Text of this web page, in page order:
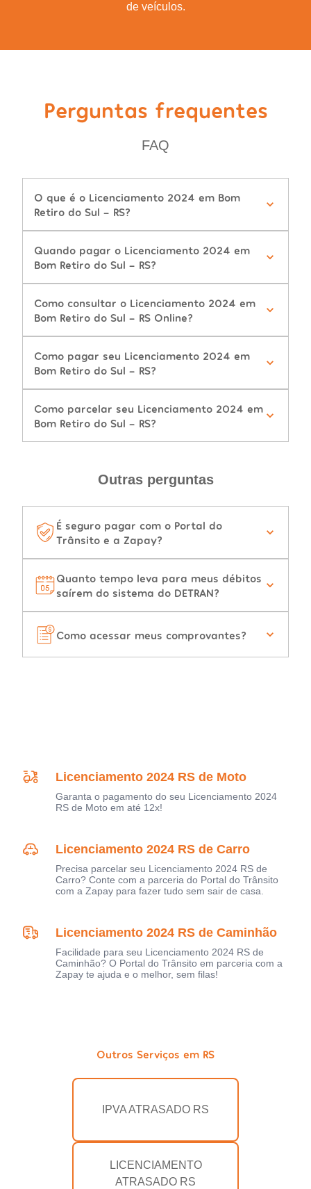
de veículos.
Perguntas frequentes
FAQ
O que é o Licenciamento 2024 em Bom
Retiro do Sul - RS?
Quando pagar o Licenciamento 2024 em
Bom Retiro do Sul - RS?
Como consultar o Licenciamento 2024 em
Bom Retiro do Sul - RS Online?
Como pagar seu Licenciamento 2024 em
Bom Retiro do Sul - RS?
Como parcelar seu Licenciamento 2024 em
Bom Retiro do Sul - RS?
Outras perguntas
É seguro pagar com o Portal do
Trânsito e a Zapay?
Quanto tempo leva para meus débitos
saírem do sistema do DETRAN?
Como acessar meus comprovantes?
Licenciamento 2024 RS de Moto
Garanta o pagamento do seu Licenciamento 2024
RS de Moto em até 12x!
Licenciamento 2024 RS de Carro
Precisa parcelar seu Licenciamento 2024 RS de
Carro? Conte com a parceria do Portal do Trânsito
com a Zapay para fazer tudo sem sair de casa.
Licenciamento 2024 RS de Caminhão
Facilidade para seu Licenciamento 2024 RS de
Caminhão? O Portal do Trânsito em parceria com a
Zapay te ajuda e o melhor, sem filas!
Outros Serviços em RS
IPVA ATRASADO RS
LICENCIAMENTO
ATRASADO RS